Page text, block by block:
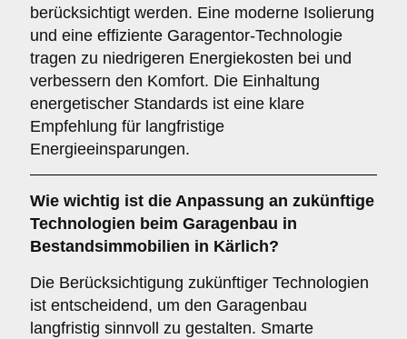
berücksichtigt werden. Eine moderne Isolierung
und eine effiziente Garagentor-Technologie
tragen zu niedrigeren Energiekosten bei und
verbessern den Komfort. Die Einhaltung
energetischer Standards ist eine klare
Empfehlung für langfristige
Energieeinsparungen.
Wie wichtig ist die Anpassung an zukünftige
Technologien beim Garagenbau in
Bestandsimmobilien in Kärlich?
Die Berücksichtigung zukünftiger Technologien
ist entscheidend, um den Garagenbau
langfristig sinnvoll zu gestalten. Smarte